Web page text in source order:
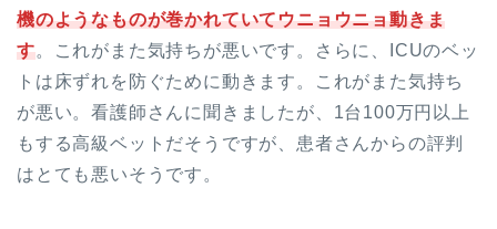
機のようなものが巻かれていてウニョウニョ動きま
す。これがまた気持ちが悪いです。さらに、ICUのベッ
トは床ずれを防ぐために動きます。これがまた気持ち
が悪い。看護師さんに聞きましたが、1台100万円以上
もする高級ベットだそうですが、患者さんからの評判
はとても悪いそうです。